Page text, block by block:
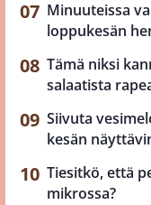
Minuuteissa
loppukesän
Tämä niksi
salaatista
Siivuta
kesän
Tiesitkö, että
mikrossa?